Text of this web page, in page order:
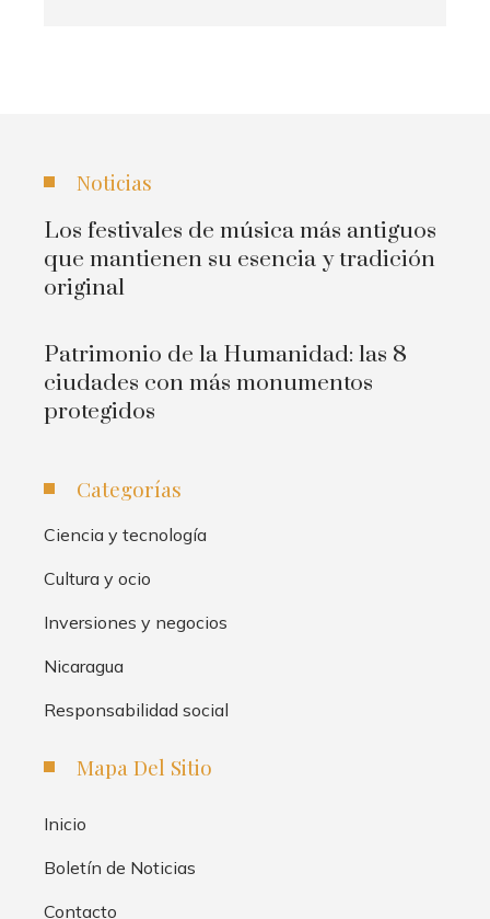
Noticias
Los festivales de música más antiguos
que mantienen su esencia y tradición
original
Patrimonio de la Humanidad: las 8
ciudades con más monumentos
protegidos
Categorías
Ciencia y tecnología
Cultura y ocio
Inversiones y negocios
Nicaragua
Responsabilidad social
Mapa Del Sitio
Inicio
Boletín de Noticias
Contacto